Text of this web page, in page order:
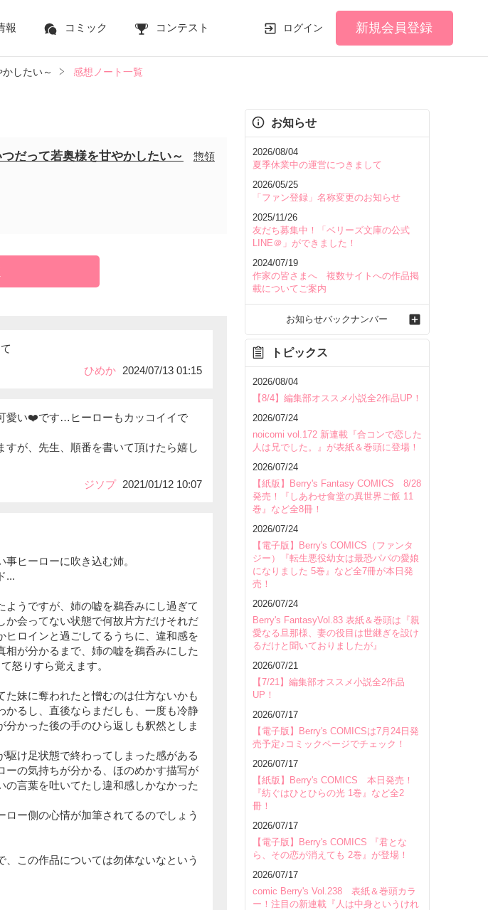
報 コミック コンテスト ログイン 新規会員登録
したい～ 感想ノート一覧
だって若奥様を甘やかしたい～
惣領
ひめか 2024/07/13 01:15
愛い❤️です…ヒーローもカッコイイで
が、先生、順番を書いて頂けたら嬉し
ジソプ 2021/01/12 10:07
ヒーローに吹き込む姉。
...
うですが、姉の嘘を鵜呑みにし過ぎて
か会ってない状態で何故片方だけそれだ
ロインと過ごしてるうちに、違和感を
が分かるまで、姉の嘘を鵜呑みにした
怒りすら覚えます。
妹に奪われたと憎むのは仕方ないかも
るし、直後ならまだしも、一度も冷静
かった後の手のひら返しも釈然としま
け足状態で終わってしまった感がある
の気持ちが分かる、ほのめかす描写が
言葉を吐いてたし違和感しかなかった
ー側の心情が加筆されてるのでしょう
この作品については勿体ないなという
お知らせ
2026/08/04
夏季休業中の運営につきまして
2026/05/25
「ファン登録」名称変更のお知らせ
2025/11/26
友だち募集中！「ベリーズ文庫の公式
LINE＠」ができました！
2024/07/19
作家の皆さまへ 複数サイトへの作品掲
載についてご案内
お知らせバックナンバー
トピックス
2026/08/04
【8/4】編集部オススメ小説全2作品UP！
2026/07/24
noicomi vol.172 新連載『合コンで恋した
人は兄でした。』が表紙＆巻頭に登場！
2026/07/24
【紙版】Berry's Fantasy COMICS 8/28
発売！『しあわせ食堂の異世界ご飯 11
巻』など全8冊！
2026/07/24
【電子版】Berry's COMICS（ファンタ
ジー）『転生悪役幼女は最恐パパの愛娘
になりました 5巻』など全7冊が本日発
売！
2026/07/24
Berry's FantasyVol.83 表紙＆巻頭は『親
愛なる旦那様、妻の役目は世継ぎを設け
るだけと聞いておりましたが』
2026/07/21
【7/21】編集部オススメ小説全2作品
UP！
2026/07/17
【電子版】Berry's COMICSは7月24日発
売予定♪コミックページでチェック！
2026/07/17
【紙版】Berry's COMICS 本日発売！
『紡ぐはひとひらの光 1巻』など全2
冊！
2026/07/17
【電子版】Berry's COMICS 『君とな
ら、その恋が消えても 2巻』が登場！
2026/07/17
comic Berry's Vol.238 表紙＆巻頭カラ
ー！注目の新連載『人は中身というけれ